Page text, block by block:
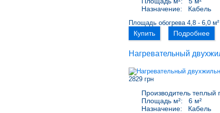
Назначение:
Кабель
Площадь обогрева 4,8 - 6,0 м²
Купить Подробнее
Нагревательный
2829 грн
Производитель теплый
Площадь м²:
6 м²
Назначение:
Кабель